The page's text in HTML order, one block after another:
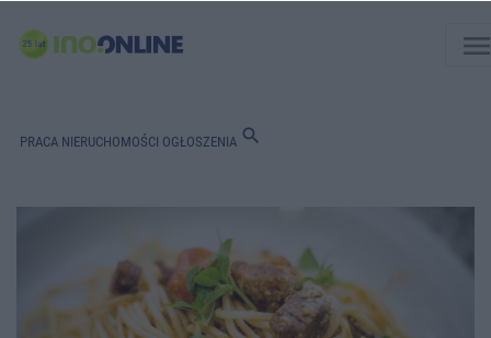
PRACA NIERUCHOMOŚCI OGŁOSZENIA search